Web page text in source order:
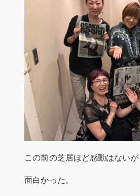
この前の芝居ほど感動はないが
面白かった。